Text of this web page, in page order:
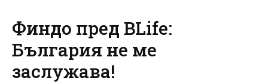
Финдо пред BLife:
България не ме
заслужава!